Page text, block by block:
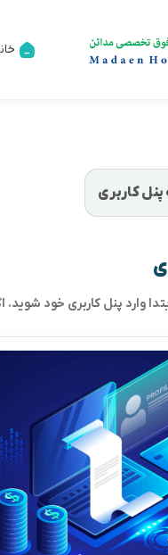
پنل کاربری
وارد پنل کاربری خود